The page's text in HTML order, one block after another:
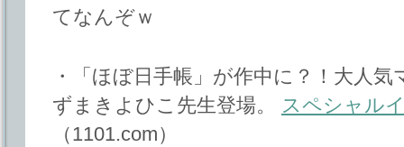
てなんぞｗ
・「ほぼ日手帳」が作中に？！大人
ずまきよひこ先生登場。 スペシャル
（1101.com）